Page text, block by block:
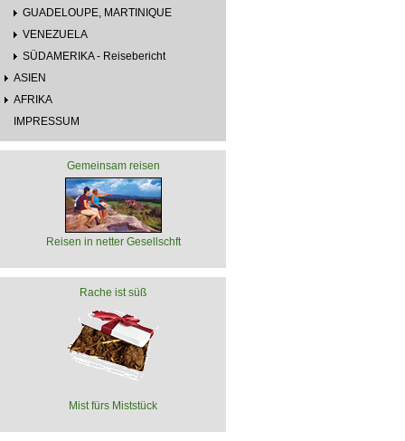
GUADELOUPE, MARTINIQUE
VENEZUELA
SÜDAMERIKA - Reisebericht
ASIEN
AFRIKA
IMPRESSUM
Gemeinsam reisen
Reisen in netter Gesellschft
Rache ist süß
Mist fürs Miststück